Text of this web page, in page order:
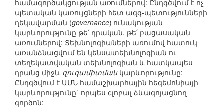
համագործակցության առումներով: Ընդգծվում է ոչ
պետական կառույցների հետ ազգ-պետությունների
ղեկավարման (governance) ունակության
կարևորությունը թե՛ դրական, թե՛ բացասական
առումներով: Տեխնոլոգիաների առումով հատուկ
առանձնացվում են կենսատեխնոլոգիան ու
տեղեկատվական տեխնոլոգիան և հատկապես
դրանց միջև զուգամիտմանկարևորությունը:
Ընդգծվում է ԱՄՆ համաշխարհային հեգեմոնիայի
կարևորությունը` որպես գլոբալ ձևագոյացնող
գործոն: